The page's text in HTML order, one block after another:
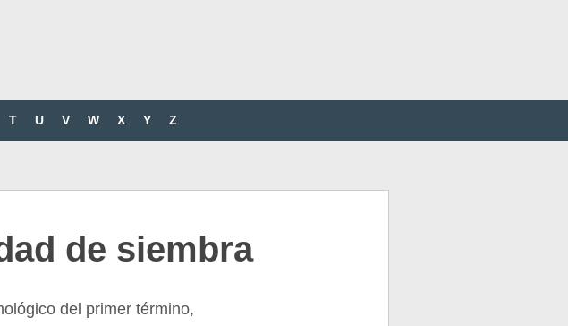
T U V W X Y Z
de siembra
del primer término,